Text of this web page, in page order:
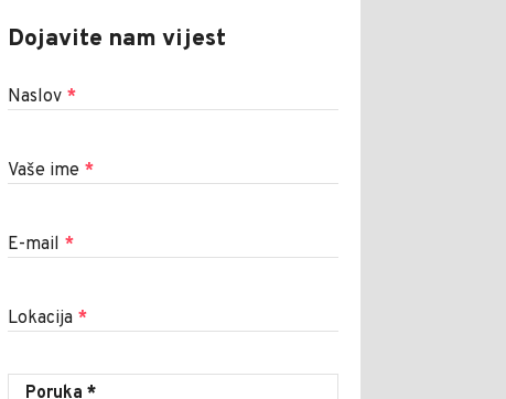
Dojavite nam vijest
Naslov *
Vaše ime *
E-mail *
Lokacija *